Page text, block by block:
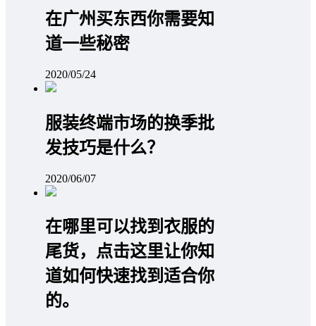
在广州买东西你需要知
道一些秘密
2020/05/24
服装终端市场的换季批
发技巧是什么？
2020/06/07
在哪里可以找到衣服的
尾货，点击这里让你知
道如何快速找到适合你
的。